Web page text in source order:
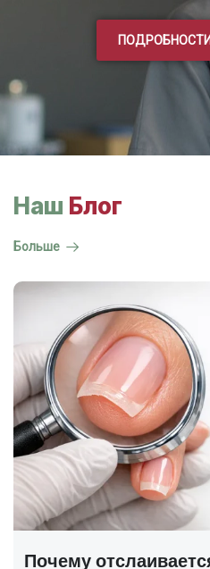
Наш Блог
Больше
ГОСТ на маникюр Р